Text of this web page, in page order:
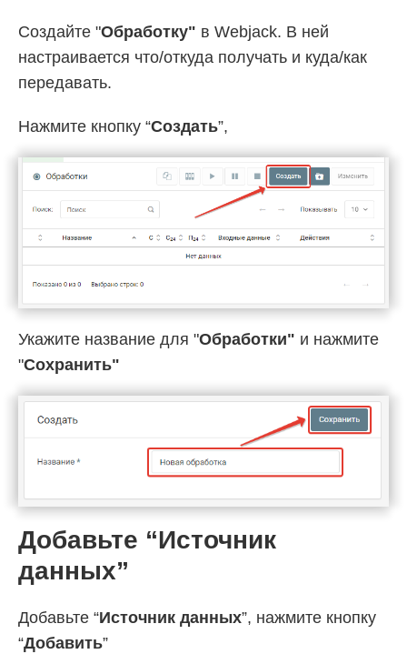
Создайте "Обработку" в Webjack. В ней
настраивается что/откуда получать и куда/как
передавать.
Нажмите кнопку “Создать”,
Укажите название для "Обработки" и нажмите
"Cохранить"
Добавьте “Источник
данных”
Добавьте “Источник данных”, нажмите кнопку
“Добавить”